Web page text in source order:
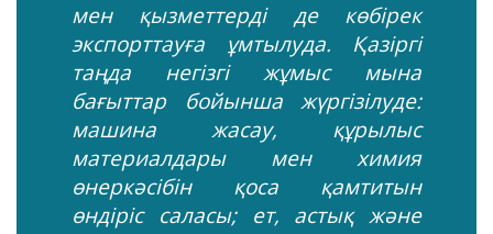
мен қызметтерді де көбірек
экспорттауға ұмтылуда. Қазіргі
таңда негізгі жұмыс мына
бағыттар бойынша жүргізілуде:
машина жасау, құрылыс
материалдары мен химия
өнеркәсібін қоса қамтитын
өндіріс саласы; ет, астық және